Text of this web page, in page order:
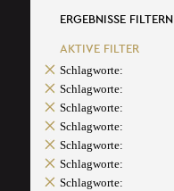
ERGEBNISSE FILTERN
AKTIVE FILTER
Schlagworte:
Schlagworte:
Schlagworte:
Schlagworte:
Schlagworte:
Schlagworte:
Schlagworte: